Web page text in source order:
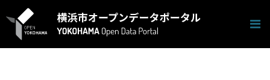
キ